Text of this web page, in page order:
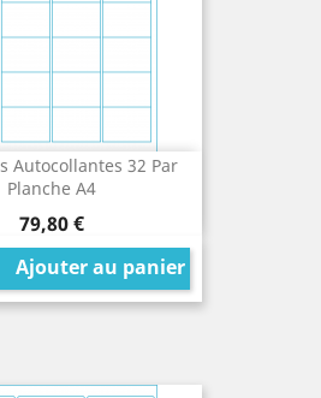
Autocollantes 32 Par
Planche A4
Prix
79,80 €
Ajouter au panier